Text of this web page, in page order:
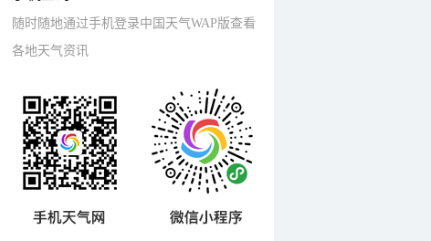
随时随地通过手机登录中国天气WAP版查看
各地天气资讯